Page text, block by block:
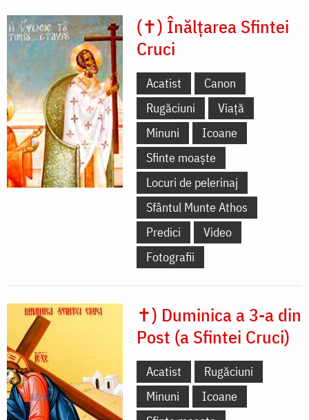
(✝) Înălțarea Sfintei
Cruci
Acatist
Canon
Rugăciuni
Viață
Minuni
Icoane
Sfinte moaște
Locuri de pelerinaj
Sfântul Munte Athos
Predici
Video
Fotografii
✝) Duminica a 3-a din
Post (a Sfintei Cruci)
Acatist
Rugăciuni
Minuni
Icoane